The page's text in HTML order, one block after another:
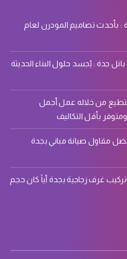
: بأحدث تصاميم المودرن لعام
جدة : يُجسد حلول البناء الحديثة
من خلاله عمل أجمل
بأقل التكاليف
مقاول صيانة مباني بجدة
غرف زجاجية بجدة أياً كان حجم